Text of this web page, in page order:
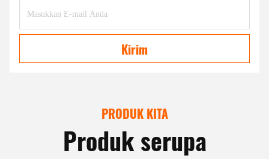
Kirim
PRODUK KITA
Produk serupa